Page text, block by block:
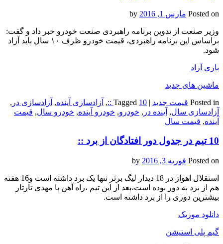
Posted on مارس 1, 2016
وزیر صنعت از تدوین برنامه راهبردی صنعت خودرو خبر داد و گفت:
براساس این برنامه راهبردی، قیمت خودرو ظرف ۱۰ سال باید آزاد
شود.
بازی آزاد
ماشین های جدید
Posted in قیمت جدید |
Tagged 10 ::
, آزادسازی آینده, آزادسازی در ,
آزادسازی سال, آینده در , خودرو, خودرو آینده, خودرو سال, قیمت
آینده, قیمت سال
10 تیم در جدول دور افتادگان از برد ::
Posted on فوریه 3, 2016
استقلال اهواز در 18 دیدار لیگ برتر تنها یک برد داشته است و16 هفته
هم از برد به دور بوده است،بعد از این تیم ،راه آهن با مهدی تارتار
بیشترین دوری را از برد داشته است.
دانلود موزیک
گیم پلی استیشن